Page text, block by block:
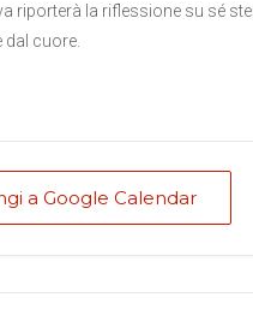
riporterà la riflessione su sé
cuore.
a Google Calendar